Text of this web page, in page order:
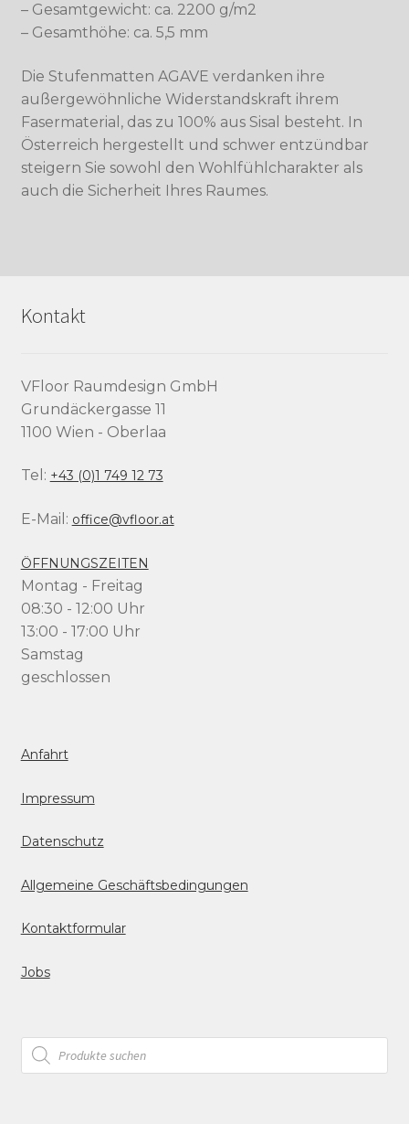
– Gesamtgewicht: ca. 2200 g/m2
– Gesamthöhe: ca. 5,5 mm
Die Stufenmatten AGAVE verdanken ihre
außergewöhnliche Widerstandskraft ihrem
Fasermaterial, das zu 100% aus Sisal besteht. In
Österreich hergestellt und schwer entzündbar
steigern Sie sowohl den Wohlfühlcharakter als
auch die Sicherheit Ihres Raumes.
Kontakt
VFloor Raumdesign GmbH
Grundäckergasse 11
1100 Wien - Oberlaa
Tel: +43 (0)1 749 12 73
E-Mail: office@vfloor.at
ÖFFNUNGSZEITEN
Montag - Freitag
08:30 - 12:00 Uhr
13:00 - 17:00 Uhr
Samstag
geschlossen
Anfahrt
Impressum
Datenschutz
Allgemeine Geschäftsbedingungen
Kontaktformular
Jobs
Products
search